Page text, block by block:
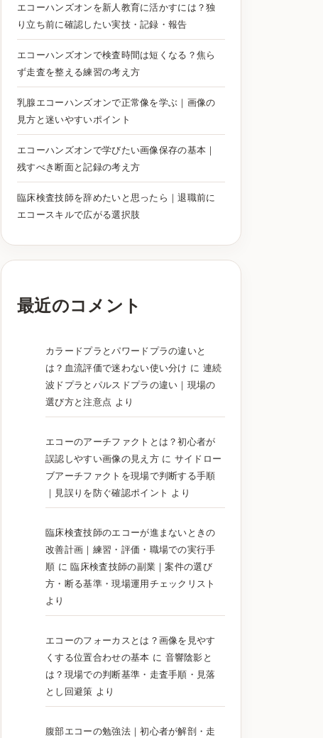
エコーハンズオンを新人教育に活かすには？独
り立ち前に確認したい実技・記録・報告
エコーハンズオンで検査時間は短くなる？焦ら
ず走査を整える練習の考え方
乳腺エコーハンズオンで正常像を学ぶ｜画像の
見方と迷いやすいポイント
エコーハンズオンで学びたい画像保存の基本｜
残すべき断面と記録の考え方
臨床検査技師を辞めたいと思ったら｜退職前に
エコースキルで広がる選択肢
最近のコメント
カラードプラとパワードプラの違いと
は？血流評価で迷わない使い分け に 連続
波ドプラとパルスドプラの違い｜現場の
選び方と注意点 より
エコーのアーチファクトとは？初心者が
誤認しやすい画像の見え方に サイドロー
ブアーチファクトを現場で判断する手順
｜見誤りを防ぐ確認ポイント より
臨床検査技師のエコーが進まないときの
改善計画｜練習・評価・職場での実行手
順 に臨床検査技師の副業｜案件の選び
方・断る基準・現場運用チェックリスト
より
エコーのフォーカスとは？画像を見やす
くする位置合わせの基本 に 音響陰影と
は？現場での判断基準・走査手順・見落
とし回避策 より
腹部エコーの勉強法｜初心者が解剖・走